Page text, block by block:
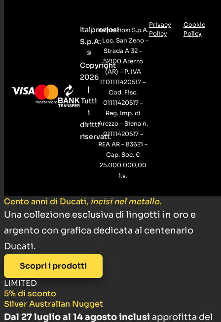
Italpreziosi
S.p.A.
©
Copyright
2026
|
Tutti
i
diritti
riservati.
Italpreziosi S.p.A.
– Loc. San Zeno –
Strada A 32 –
52100 Arezzo
(AR) – P. IVA
IT01111420517 –
Cod. Fisc.
01111420517 –
Reg. Imp. di
Arezzo – Siena n.
01111420517 –
REA AR – 83621 –
Cap. Soc. €
25.000.000,00
i.v.
Privacy
Policy
Cookie
Policy
Cento anni di Ducati, incisi nel metallo.
Una collezione esclusiva di lingotti in oro e
argento con grafica dedicata al centenario
Ducati.
Scopri i prodotti
LIMITED
5% di sconto
Silver Australian Nugget
Dal 27 luglio al 14 agosto inclusi approfitta del